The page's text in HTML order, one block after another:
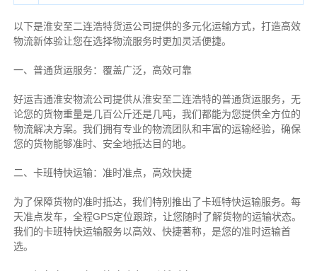
以下是淮安至二连浩特货运公司提供的多元化运输方式，打造高效
物流新体验让您在选择物流服务时更加灵活便捷。
一、普通货运服务：覆盖广泛，高效可靠
好运吉通淮安物流公司提供从淮安至二连浩特的普通货运服务，无
论您的货物重量是几百公斤还是几吨，我们都能为您提供全方位的
物流解决方案。我们拥有专业的物流团队和丰富的运输经验，确保
您的货物能够准时、安全地抵达目的地。
二、卡班特快运输：准时准点，高效快捷
为了保障货物的准时抵达，我们特别推出了卡班特快运输服务。每
天准点发车，全程GPS定位跟踪，让您随时了解货物的运输状态。
我们的卡班特快运输服务以高效、快捷著称，是您的准时运输首
选。